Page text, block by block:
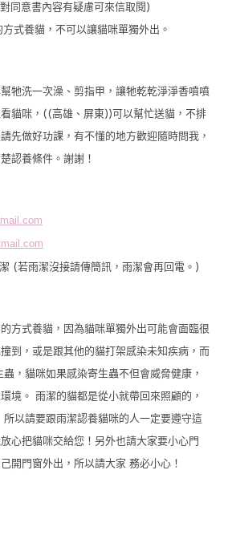
同意書內容有疑慮可來信取閱)
式養貓，不可以讓貓咪單獨外出。
牠洗一次澡、剪指甲，讓牠乾乾淨淨香噴噴
貓咪，((高雄、屏東))可以幫忙送貓，不排
先做好功課，有不懂的地方歡迎隨時問我，
認養條件。謝謝！
(若雨潔沒接請傳簡訊，雨潔會再回電。)
方式養貓，因為貓咪單獨外出可能會面臨很
到，或是跟其他的貓打架感染未知疾病，而
，貓咪如果感染寄生蟲不但會威脅健康，
境。 雨潔的貓都是從小就帶回來照顧的，
以請要跟雨潔認養貓咪的人一定要遵守這
心把貓咪交給您！另外也請大家要小心門
開門窗外出，所以請大家 務必小心！